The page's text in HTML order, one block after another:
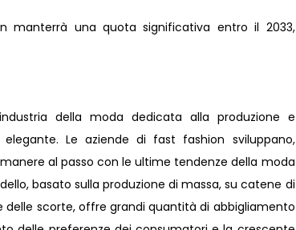
manterrà una quota significativa entro il 2033,
della moda dedicata alla produzione e
Le aziende di fast fashion sviluppano,
al passo con le ultime tendenze della moda
basato sulla produzione di massa, su catene di
scorte, offre grandi quantità di abbigliamento